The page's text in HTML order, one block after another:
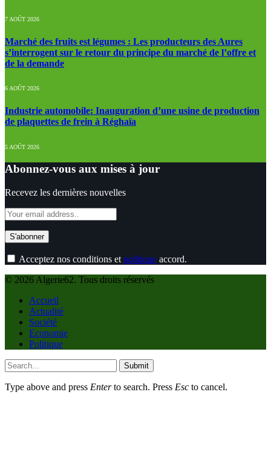
7 AOÛT 2026
Marché des fruits est légumes : Les producteurs des Aures
s’interrogent sur le retour du principe du marché de l’offre et
de la demande
6 AOÛT 2026
Industrie automobile: Inauguration d’une usine de production
de plaquettes de frein à Réghaïa
5 AOÛT 2026
Abonnez-vous aux mises à jour
Recevez les dernières nouvelles
Acceptez nos conditions et politique accord.
© 2026 Algerie62. Tous droits réservés
Accueil
Actualité
Société
Economie
Politique
Submit
Type above and press Enterto search. Press Esc to cancel.